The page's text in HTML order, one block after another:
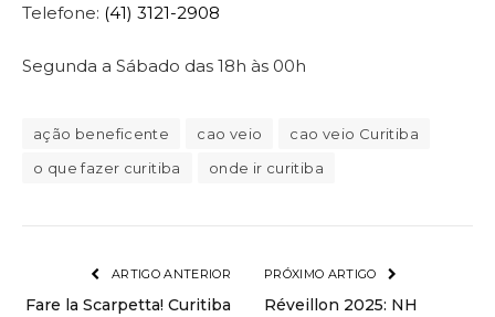
Telefone: (41) 3121-2908
Segunda a Sábado das 18h às 00h
ação beneficente cao veio
cao veio Curitiba
o que fazer curitiba
onde ir curitiba
ARTIGO ANTERIOR
Fare la Scarpetta! Curitiba
PRÓXIMO ARTIGO
Réveillon 2025: NH